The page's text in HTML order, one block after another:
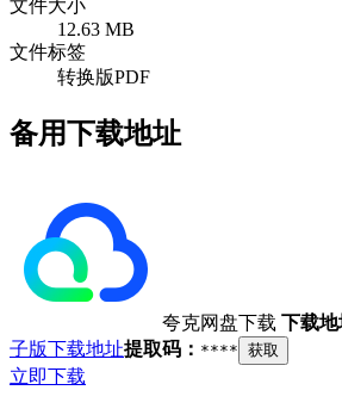
文件大小
12.63 MB
文件标签
转换版PDF
备用下载地址
夸克网盘下载 下载地
子版下载地址提取码： **** 获取
立即下载